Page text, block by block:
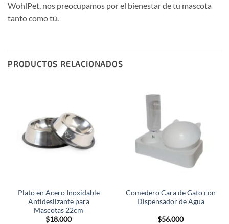
WohlPet, nos preocupamos por el bienestar de tu mascota
tanto como tú.
PRODUCTOS RELACIONADOS
Plato en Acero Inoxidable
Antideslizante para
Mascotas 22cm
$18.000
Comedero Cara de Gato con
Dispensador de Agua
$56.000